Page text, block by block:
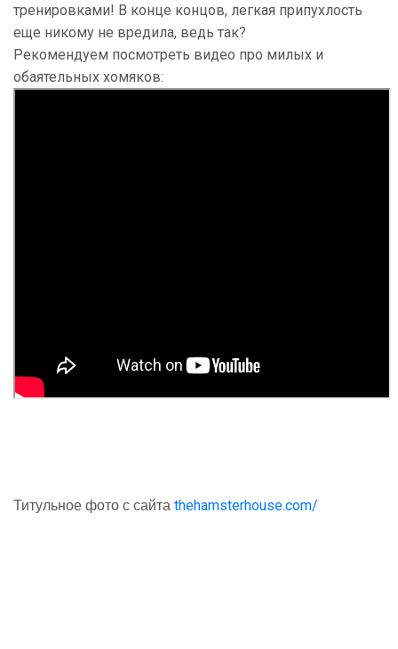
тренировками! В конце концов, легкая припухлость
еще никому не вредила, ведь так?
Рекомендуем посмотреть видео про милых и
обаятельных хомяков:
Титульное фото с сайта thehamsterhouse.com/